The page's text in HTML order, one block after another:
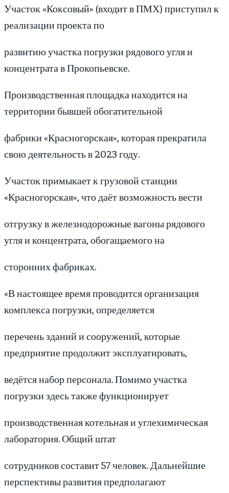
Участок «Коксовый» (входит в ПМХ) приступил к
реализации проекта по
развитию участка погрузки рядового угля и
концентрата в Прокопьевске.
Производственная площадка находится на
территории бывшей обогатительной
фабрики «Красногорская», которая прекратила
свою деятельность в 2023 году.
Участок примыкает к грузовой станции
«Красногорская», что даёт возможность вести
отгрузку в железнодорожные вагоны рядового
угля и концентрата, обогащаемого на
сторонних фабриках.
«В настоящее время проводится организация
комплекса погрузки, определяется
перечень зданий и сооружений, которые
предприятие продолжит эксплуатировать,
ведётся набор персонала. Помимо участка
погрузки здесь также функционирует
производственная котельная и углехимическая
лаборатория. Общий штат
сотрудников составит 57 человек. Дальнейшие
перспективы развития предполагают